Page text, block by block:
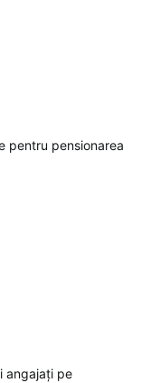
pentru pensionarea
angajați pe